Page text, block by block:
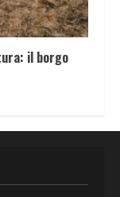
il borgo